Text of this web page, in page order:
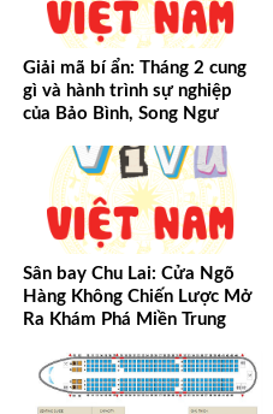
Giải mã bí ẩn: Tháng 2 cung
gì và hành trình sự nghiệp
của Bảo Bình, Song Ngư
Sân bay Chu Lai: Cửa Ngõ
Hàng Không Chiến Lược Mở
Ra Khám Phá Miền Trung